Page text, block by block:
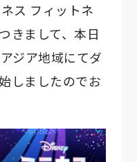
ス フィットネ
きまして、本日
ジア地域にてダ
しましたのでお